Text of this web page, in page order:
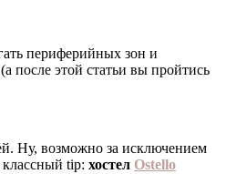
периферийных зон и
после этой статьи вы пройтись
Ну, возможно за исключением
классный tip: хостел Ostello